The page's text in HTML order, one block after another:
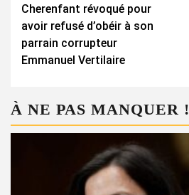
Cherenfant révoqué pour
avoir refusé d’obéir à son
parrain corrupteur
Emmanuel Vertilaire
À NE PAS MANQUER !